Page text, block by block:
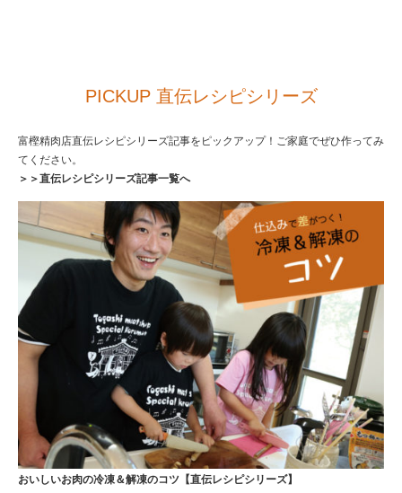
PICKUP 直伝レシピシリーズ
富樫精肉店直伝レシピシリーズ記事をピックアップ！ご家庭でぜひ作ってみ
てください。
＞＞直伝レシピシリーズ記事一覧へ
おいしいお肉の冷凍＆解凍のコツ【直伝レシピシリーズ】